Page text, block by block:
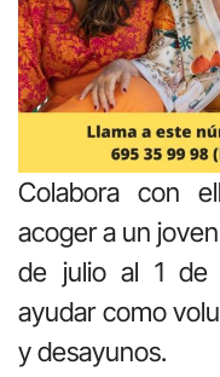
Colabora con
acoger a un
de julio al 1 de
ayudar como
y desayunos.